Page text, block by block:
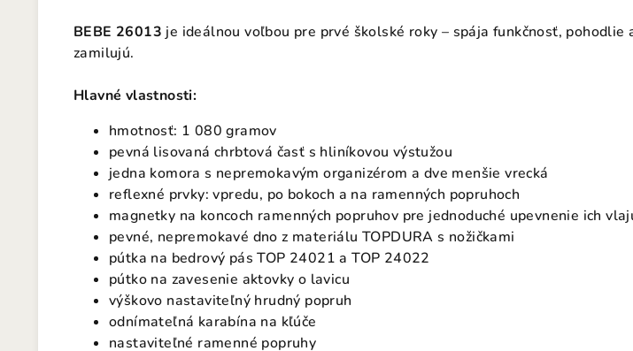
BEBE 26013 je ideálnou voľbou pre prvé školské roky – spája funkčnosť,
zamilujú.
Hlavné vlastnosti:
hmotnosť: 1 080 gramov
pevná lisovaná chrbtová časť s hliníkovou výstužou
jedna komora s nepremokavým organizérom a dve menšie vrecká
reflexné prvky: vpredu, po bokoch a na ramenných popruhoch
magnetky na koncoch ramenných popruhov pre jednoduché upevnenie ich
pevné, nepremokavé dno z materiálu TOPDURA s nožičkami
pútka na bedrový pás TOP 24021 a TOP 24022
pútko na zavesenie aktovky o lavicu
výškovo nastaviteľný hrudný popruh
odnímateľná karabína na kľúče
nastaviteľné ramenné popruhy